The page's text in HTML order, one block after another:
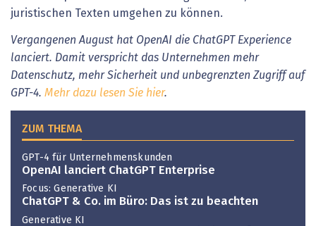
juristischen Texten umgehen zu können.
Vergangenen August hat OpenAI die ChatGPT Experience
lanciert. Damit verspricht das Unternehmen mehr
Datenschutz, mehr Sicherheit und unbegrenzten Zugriff auf
GPT-4. Mehr dazu lesen Sie hier.
ZUM THEMA
GPT-4 für Unternehmenskunden
OpenAI lanciert ChatGPT Enterprise
Focus: Generative KI
ChatGPT & Co. im Büro: Das ist zu beachten
Generative KI